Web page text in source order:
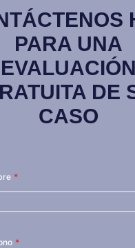
PARA UNA
EVALUACIÓN
DE
CASO